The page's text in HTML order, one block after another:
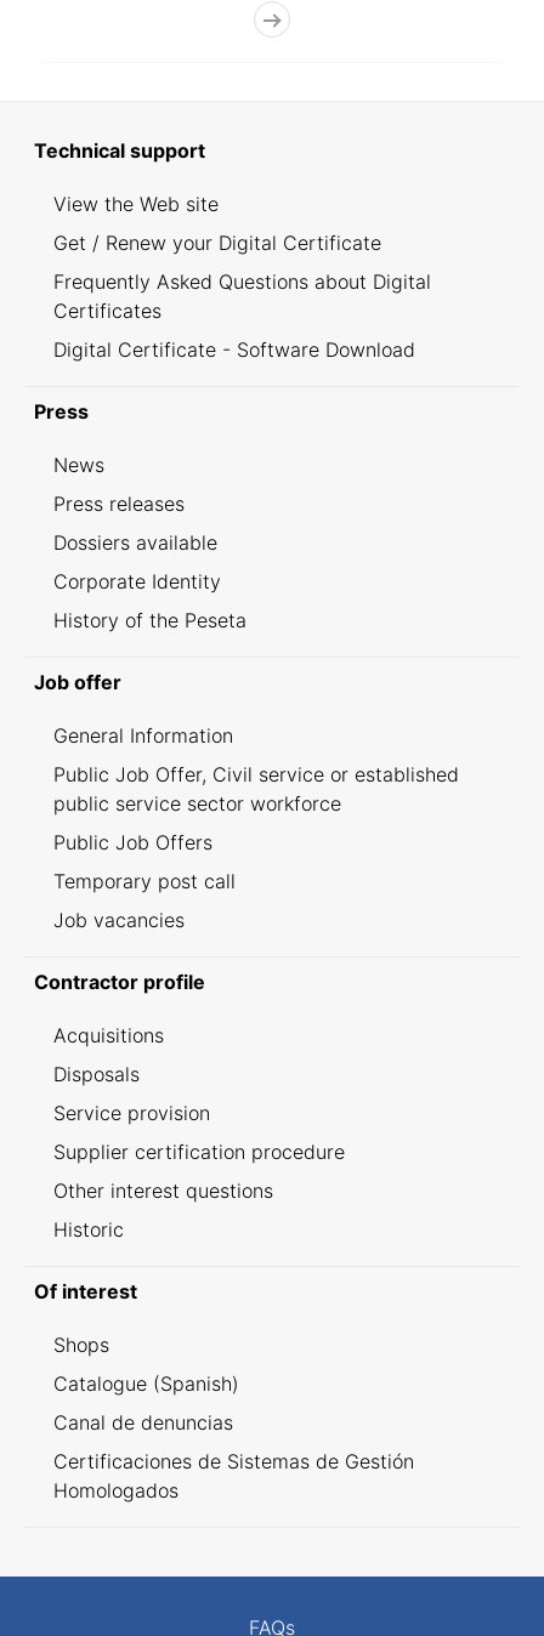
Technical support
View the Web site
Get / Renew your Digital Certificate
Frequently Asked Questions about Digital
Certificates
Digital Certificate - Software Download
Press
News
Press releases
Dossiers available
Corporate Identity
History of the Peseta
Job offer
General Information
Public Job Offer, Civil service or established
public service sector workforce
Public Job Offers
Temporary post call
Job vacancies
Contractor profile
Acquisitions
Disposals
Service provision
Supplier certification procedure
Other interest questions
Historic
Of interest
Shops
Catalogue (Spanish)
Canal de denuncias
Certificaciones de Sistemas de Gestión
Homologados
FAQs